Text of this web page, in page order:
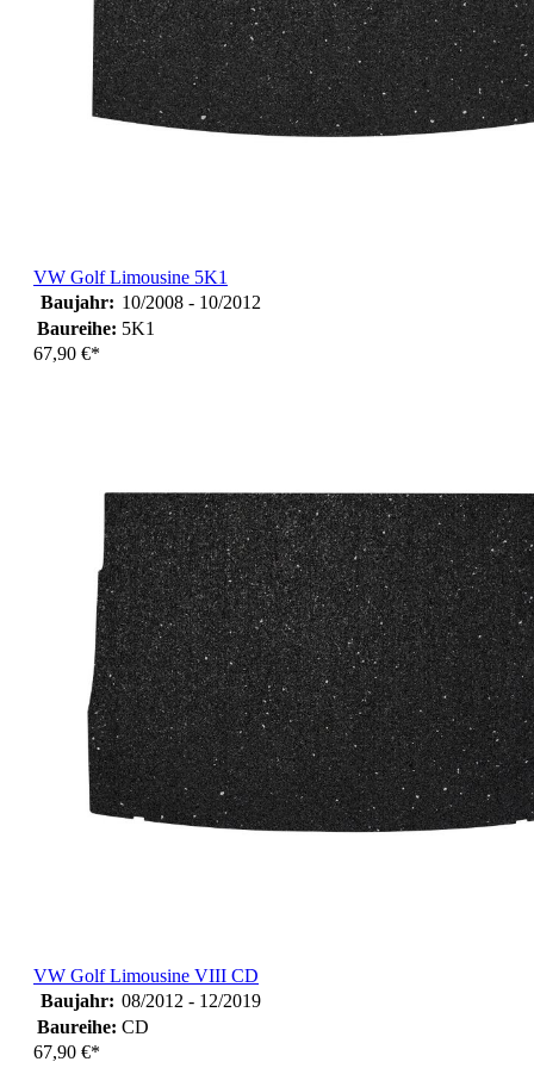
VW Golf Limousine 5K1
Baujahr: 10/2008 - 10/2012
Baureihe: 5K1
67,90 €*
VW Golf Limousine VIII CD
Baujahr: 08/2012 - 12/2019
Baureihe: CD
67,90 €*